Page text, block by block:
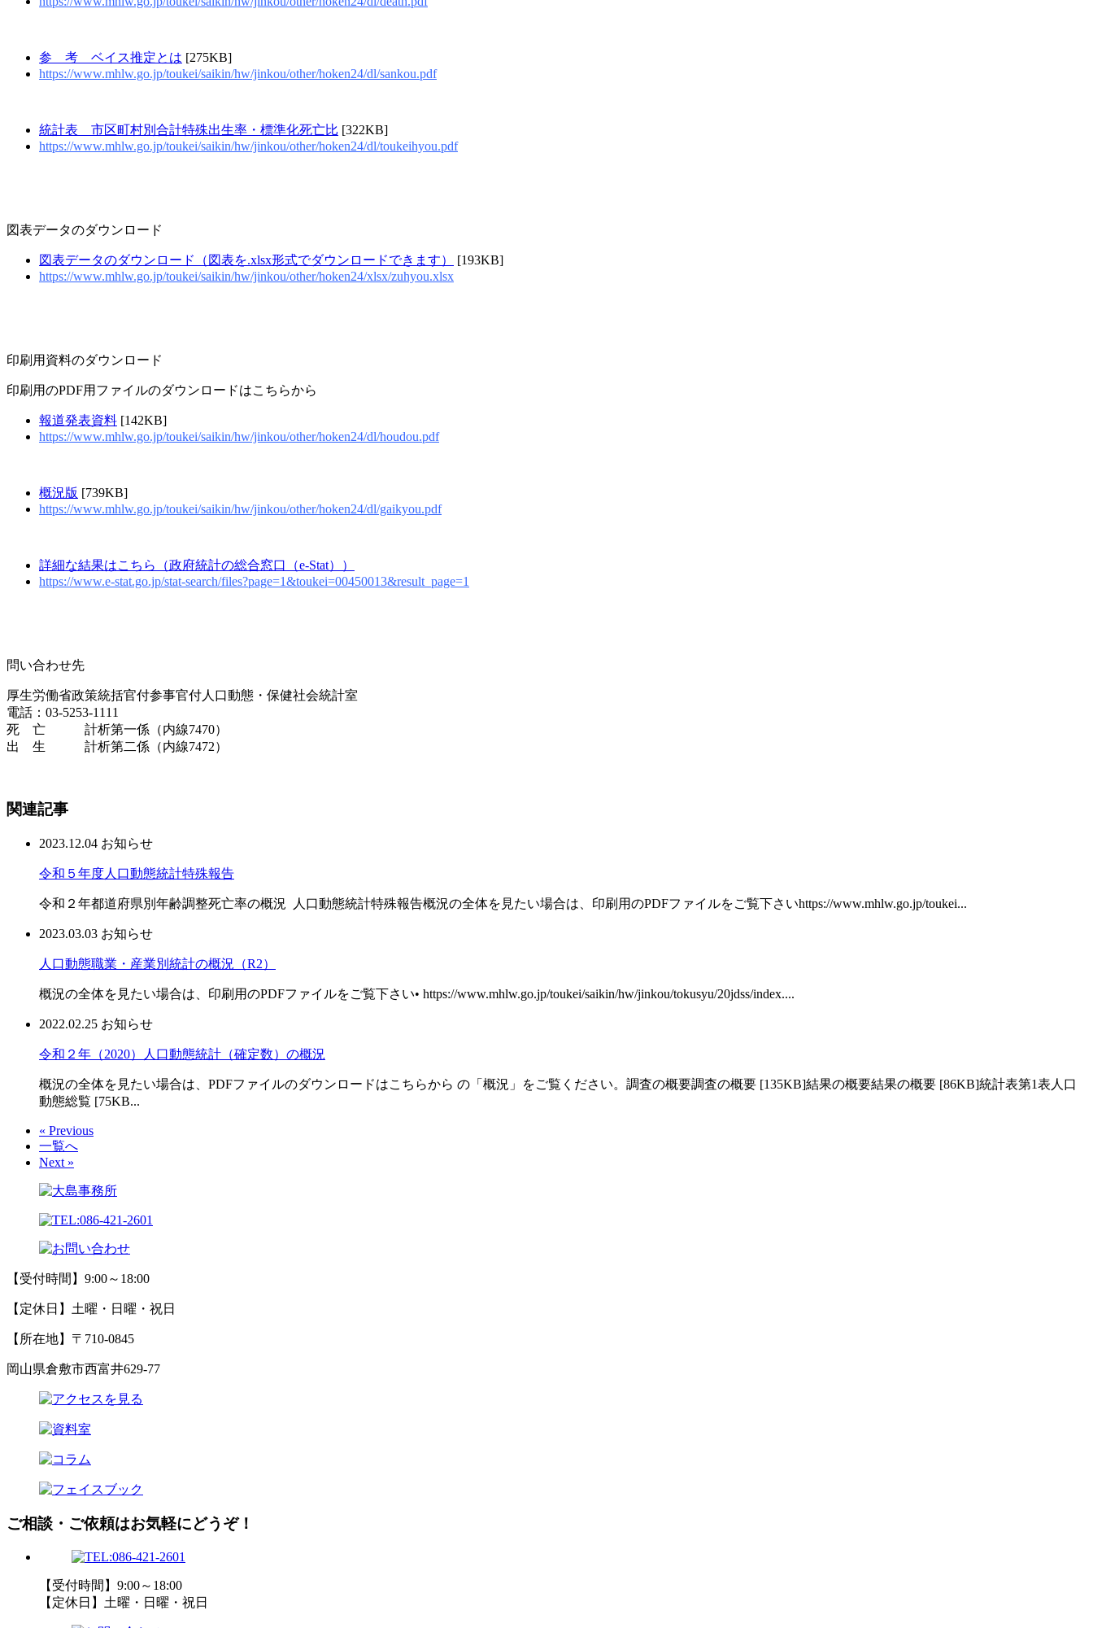
参 考 ベイス推定とは [275KB]
https://www.mhlw.go.jp/toukei/saikin/hw/jinkou/other/hoken24/dl/sankou.pdf
統計表 市区町村別合計特殊出生率・標準化死亡比 [322KB]
https://www.mhlw.go.jp/toukei/saikin/hw/jinkou/other/hoken24/dl/toukeihyou.pdf
図表データのダウンロード
図表データのダウンロード（図表を.xlsx形式でダウンロードできます）
[193KB]
https://www.mhlw.go.jp/toukei/saikin/hw/jinkou/other/hoken24/xlsx/zuhyou.xlsx
印刷用資料のダウンロード
印刷用のPDF用ファイルのダウンロードはこちらから
報道発表資料 [142KB]
https://www.mhlw.go.jp/toukei/saikin/hw/jinkou/other/hoken24/dl/houdou.pdf
概況版 [739KB]
https://www.mhlw.go.jp/toukei/saikin/hw/jinkou/other/hoken24/dl/gaikyou.pdf
詳細な結果はこちら（政府統計の総合窓口（e-Stat））
https://www.e-stat.go.jp/stat-search/files?page=1&toukei=00450013&result_page=1
問い合わせ先
厚生労働省政策統括官付参事官付人口動態・保健社会統計室
電話：03-5253-1111
死 亡 計析第一係（内線7470）
出 生 計析第二係（内線7472）
関連記事
2023.12.04 お知らせ
令和５年度人口動態統計特殊報告
令和２年都道府県別年齢調整死亡率の概況 人口動態統計特殊報告概況の全体を見たい場合は、印刷用のPDFファイルをご覧下さいhttps://www.mhlw.go.jp/toukei...
2023.03.03 お知らせ
人口動態職業・産業別統計の概況（R2）
概況の全体を見たい場合は、印刷用のPDFファイルをご覧下さい• https://www.mhlw.go.jp/toukei/saikin/hw/jinkou/tokusyu/20jdss/index....
2022.02.25 お知らせ
令和２年（2020）人口動態統計（確定数）の概況
概況の全体を見たい場合は、PDFファイルのダウンロードはこちらから の「概況」をご覧ください。調査の概要調査の概要 [135KB]結果の概要結果の概要 [86KB]統計表第1表人口
動態総覧 [75KB...
« Previous
一覧へ
Next »
【受付時間】9:00～18:00
【定休日】土曜・日曜・祝日
【所在地】〒710-0845
岡山県倉敷市西富井629-77
ご相談・ご依頼はお気軽にどうぞ！
【受付時間】9:00～18:00
【定休日】土曜・日曜・祝日